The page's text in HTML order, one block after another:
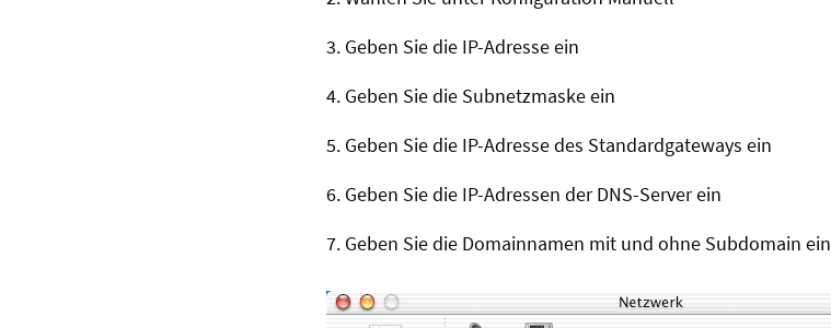
3. Geben Sie die IP-Adresse ein
4. Geben Sie die Subnetzmaske ein
5. Geben Sie die IP-Adresse des Standardgateways ein
6. Geben Sie die IP-Adressen der DNS-Server ein
7. Geben Sie die Domainnamen mit und ohne Subdomain ein